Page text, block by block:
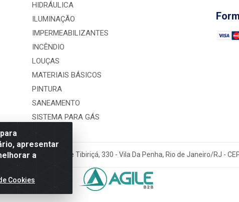
apresentar
a
Cookies
HIDRÁULICA
ILUMINAÇÃO
IMPERMEABILIZANTES
INCÊNDIO
LOUÇAS
MATERIAIS BÁSICOS
PINTURA
SANEAMENTO
SISTEMA PARA GÁS
LTDA - Rua Alice Tibiriçá, 330 - Vila Da Penha, Rio de Janeiro/RJ -